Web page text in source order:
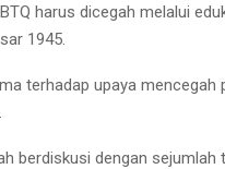
harus dicegah melalui
1945.
terhadap upaya mencegah
berdiskusi dengan